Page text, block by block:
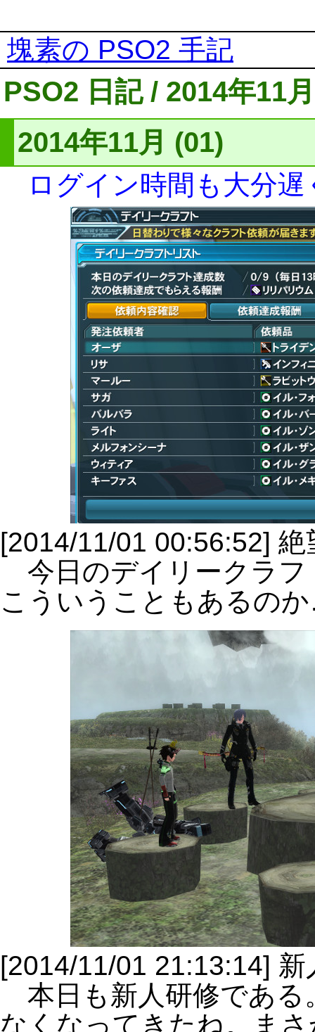
塊素の PSO2 手記
PSO2 日記 / 2014年11月
2014年11月 (01)
ログイン時間も大分遅
[2014/11/01 00:56:52]
今日のデイリークラフ
こういうこともあるの
[2014/11/01 21:13:14] 新
本日も新人研修である
なくなってきたね。ま